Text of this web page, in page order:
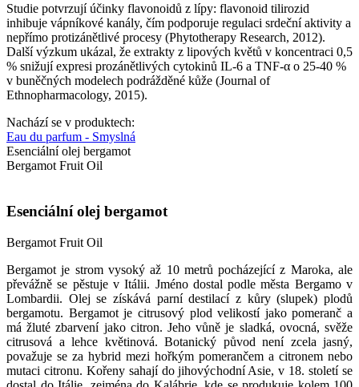
Studie potvrzují účinky flavonoidů z lípy: flavonoid tilirozid
inhibuje vápníkové kanály, čím podporuje regulaci srdeční aktivity a
nepřímo protizánětlivé procesy (Phytotherapy Research, 2012).
Další výzkum ukázal, že extrakty z lipových květů v koncentraci 0,5
% snižují expresi prozánětlivých cytokinů IL-6 a TNF-α o 25-40 %
v buněčných modelech podrážděné kůže (Journal of
Ethnopharmacology, 2015).
Nachází se v produktech:
Eau du parfum - Smyslná
Esenciální olej bergamot
Bergamot Fruit Oil
Esenciální olej bergamot
Bergamot Fruit Oil
Bergamot je strom vysoký až 10 metrů pocházející z Maroka, ale
převážně se pěstuje v Itálii. Jméno dostal podle města Bergamo v
Lombardii. Olej se získává parní destilací z kůry (slupek) plodů
bergamotu. Bergamot je citrusový plod velikostí jako pomeranč a
má žluté zbarvení jako citron. Jeho vůně je sladká, ovocná, svěže
citrusová a lehce květinová. Botanický původ není zcela jasný,
považuje se za hybrid mezi hořkým pomerančem a citronem nebo
mutaci citronu. Kořeny sahají do jihovýchodní Asie, v 18. století se